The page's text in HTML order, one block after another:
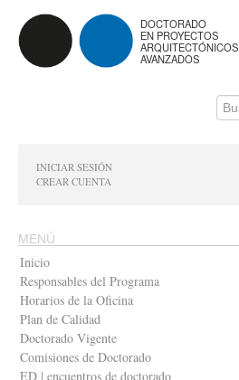
DOCTORADO
EN PROYECTOS
ARQUITECTÓNICOS
AVANZADOS
INICIAR SESIÓN
CREAR CUENTA
MENÚ
Inicio
Responsables del Programa
Horarios de la Oficina
Plan de Calidad
Doctorado Vigente
Comisiones de Doctorado
ED | encuentros de doctorado